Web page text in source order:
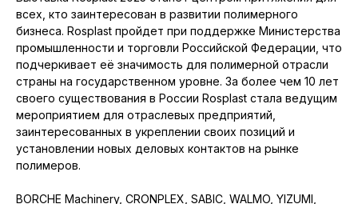
всех, кто заинтересован в развитии полимерного
бизнеса. Rosplast пройдет при поддержке Министерства
промышленности и торговли Российской Федерации, что
подчеркивает её значимость для полимерной отрасли
страны на государственном уровне. За более чем 10 лет
своего существования в России Rosplast стала ведущим
мероприятием для отраслевых предприятий,
заинтересованных в укреплении своих позиций и
установлении новых деловых контактов на рынке
полимеров.
BORCHE Machinery, CRONPLEX, SABIC, WALMO, YIZUMI,